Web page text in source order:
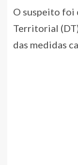
O suspeito foi
Territorial
das medidas